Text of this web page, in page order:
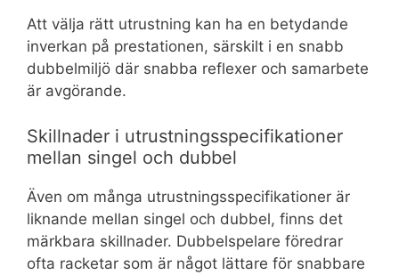
Att välja rätt utrustning kan ha en betydande
inverkan på prestationen, särskilt i en snabb
dubbelmiljö där snabba reflexer och samarbete
är avgörande.
Skillnader i utrustningsspecifikationer
mellan singel och dubbel
Även om många utrustningsspecifikationer är
liknande mellan singel och dubbel, finns det
märkbara skillnader. Dubbelspelare föredrar
ofta racketar som är något lättare för snabbare